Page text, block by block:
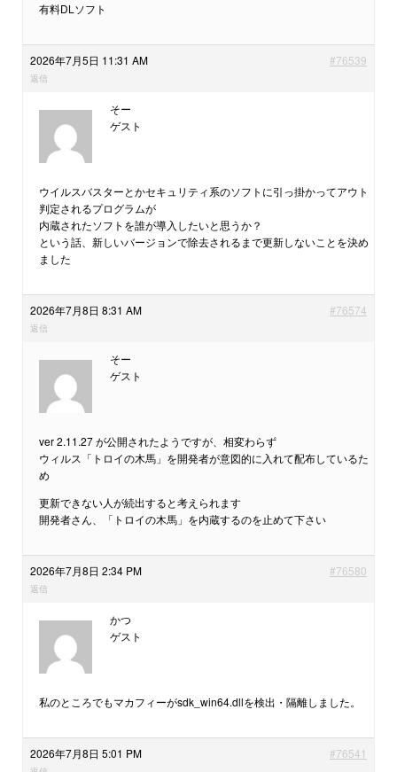
有料DLソフト
2026年7月5日 11:31 AM #76539
返信
そー
ゲスト
ウイルスバスターとかセキュリティ系のソフトに引っ掛かってアウト
判定されるプログラムが
内蔵されたソフトを誰が導入したいと思うか？
という話、新しいバージョンで除去されるまで更新しないことを決め
ました
2026年7月8日 8:31 AM #76574
返信
そー
ゲスト
ver 2.11.27 が公開されたようですが、相変わらず
ウィルス「トロイの木馬」を開発者が意図的に入れて配布しているた
め
更新できない人が続出すると考えられます
開発者さん、「トロイの木馬」を内蔵するのを止めて下さい
2026年7月8日 2:34 PM #76580
返信
かつ
ゲスト
私のところでもマカフィーがsdk_win64.dllを検出・隔離しました。
2026年7月8日 5:01 PM #76541